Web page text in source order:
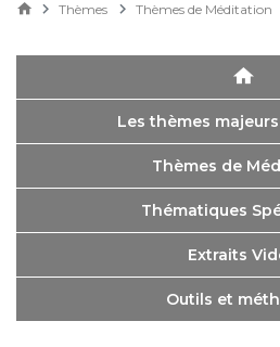
Thèmes Thèmes de Méditation
Les thèmes
Thèmes de
Thématiques
Extraits
Outils et